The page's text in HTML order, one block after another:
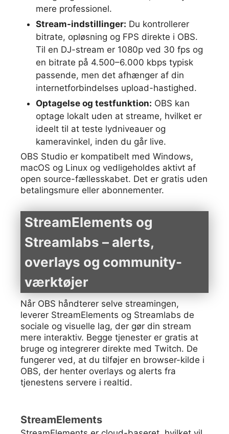
mere professionel.
Stream-indstillinger: Du kontrollerer
bitrate, opløsning og FPS direkte i OBS.
Til en DJ-stream er 1080p ved 30 fps og
en bitrate på 4.500–6.000 kbps typisk
passende, men det afhænger af din
internetforbindelses upload-hastighed.
Optagelse og testfunktion: OBS kan
optage lokalt uden at streame, hvilket er
ideelt til at teste lydniveauer og
kameravinkel, inden du går live.
OBS Studio er kompatibelt med Windows,
macOS og Linux og vedligeholdes aktivt af
open source-fællesskabet. Det er gratis uden
betalingsmure eller abonnementer.
StreamElements og
Streamlabs – alerts,
overlays og community-
værktøjer
Når OBS håndterer selve streamingen,
leverer StreamElements og Streamlabs de
sociale og visuelle lag, der gør din stream
mere interaktiv. Begge tjenester er gratis at
bruge og integrerer direkte med Twitch. De
fungerer ved, at du tilføjer en browser-kilde i
OBS, der henter overlays og alerts fra
tjenestens servere i realtid.
StreamElements